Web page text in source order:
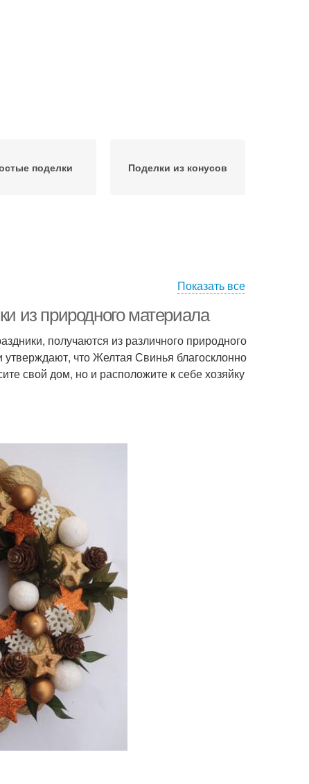
поделки Поделки из конусов
Показать все
из природного материала
получаются из различного природного
что Желтая Свинья благосклонно
свой дом, но и расположите к себе хозяйку